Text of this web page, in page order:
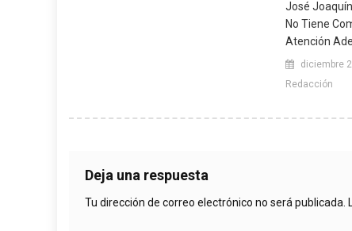
José
No Tiene
Atención
diciembre
Redacción
Deja una respuesta
Tu dirección de correo electrónico no será publicada.